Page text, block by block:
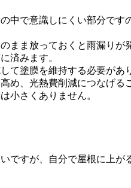
中で意識しにくい部分で
まま放っておくと雨漏りが
済みます。
て塗膜を維持する必要があ
め、光熱費削減につなげる
小さくありません。
ですが、自分で屋根に上